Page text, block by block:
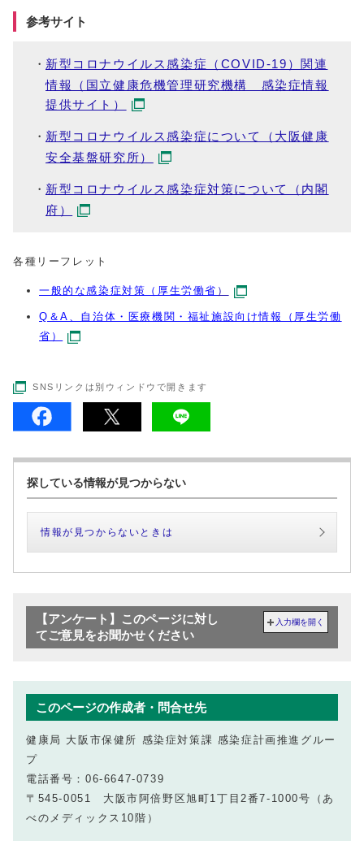
参考サイト
新型コロナウイルス感染症（COVID-19）関連
情報（国立健康危機管理研究機構 感染症情報
提供サイト）
新型コロナウイルス感染症について（大阪健康
安全基盤研究所）
新型コロナウイルス感染症対策について（内閣
府）
各種リーフレット
一般的な感染症対策（厚生労働省 ）
Q＆A、自治体・医療機関・福祉施設向け情報（厚生労働
省）
SNSリンクは別ウィンドウで開きます
探している情報が見つからない
情報が見つからないときは
【アンケート】このページに対し
てご意見をお聞かせください
入力欄を開く
このページの作成者・問合せ先
健康局 大阪市保健所 感染症対策課 感染症計画推進グルー
プ
電話番号：06‐6647‐0739
〒545-0051 大阪市阿倍野区旭町1丁目2番7-1000号（あ
べのメディックス10階）